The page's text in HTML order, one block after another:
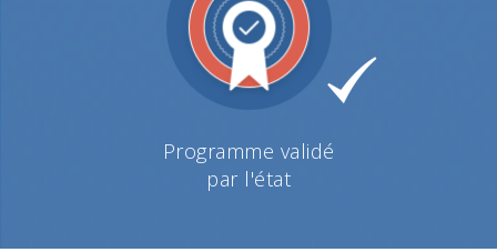
Programme validé
par l'état